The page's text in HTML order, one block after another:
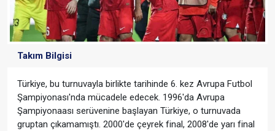
Takım Bilgisi
Türkiye, bu turnuvayla birlikte tarihinde 6. kez Avrupa Futbol
Şampiyonası'nda mücadele edecek. 1996'da Avrupa
Şampiyonaası serüvenine başlayan Türkiye, o turnuvada
gruptan çıkamamıştı. 2000'de çeyrek final, 2008'de yarı final